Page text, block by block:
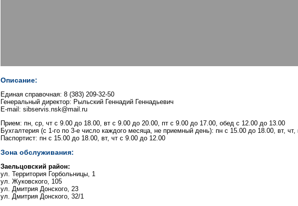
Описание:
Единая справочная: 8 (383) 209-32-50
Генеральный директор: Рыльский Геннадий Геннадьевич
E-mail: sibservis.nsk@mail.ru
Прием: пн, ср, чт с 9.00 до 18.00, вт с 9.00 до 20.00, пт с 9.00 до 17.00, обед с 12.00 до 13.00
Бухгалтерия (с 1-го по 3-е число каждого месяца, не приемный день): пн с 15.00 до 18.00, вт,
Паспортист: пн с 15.00 до 18.00, вт, чт с 9.00 до 12.00
Зона обслуживания:
Заельцовский район:
ул. Территория Горбольницы, 1
ул. Жуковского, 105
ул. Дмитрия Донского, 23
ул. Дмитрия Донского, 32/1